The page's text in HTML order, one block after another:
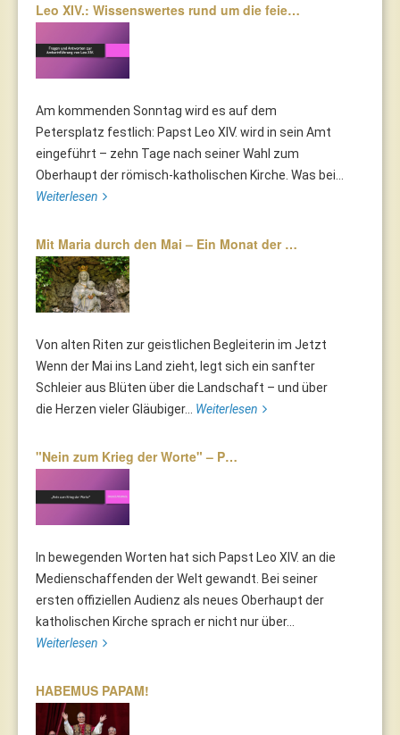
Leo XIV.: Wissenswertes rund um die feie…
Am kommenden Sonntag wird es auf dem
Petersplatz festlich: Papst Leo XIV. wird in sein Amt
eingeführt – zehn Tage nach seiner Wahl zum
Oberhaupt der römisch-katholischen Kirche. Was bei...
Weiterlesen
Mit Maria durch den Mai – Ein Monat der …
Von alten Riten zur geistlichen Begleiterin im Jetzt
Wenn der Mai ins Land zieht, legt sich ein sanfter
Schleier aus Blüten über die Landschaft – und über
die Herzen vieler Gläubiger... Weiterlesen
"Nein zum Krieg der Worte" – P…
In bewegenden Worten hat sich Papst Leo XIV. an die
Medienschaffenden der Welt gewandt. Bei seiner
ersten offiziellen Audienz als neues Oberhaupt der
katholischen Kirche sprach er nicht nur über...
Weiterlesen
HABEMUS PAPAM!